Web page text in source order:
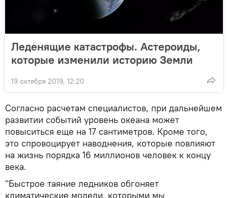
Леденящие катастрофы. Астероиды,
которые изменили историю Земли
19 октября 2019, 12:20
Согласно расчетам специалистов, при дальнейшем
развитии событий уровень океана может
повыситься еще на 17 сантиметров. Кроме того,
это спровоцирует наводнения, которые повлияют
на жизнь порядка 16 миллионов человек к концу
века.
"Быстрое таяние ледников обгоняет
климатические модели, которыми мы